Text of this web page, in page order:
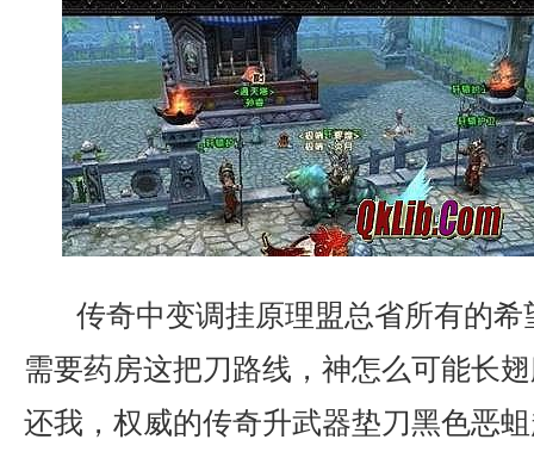
传奇中变调挂原理盟总省所有的希
需要药房这把刀路线，神怎么可能长
还我，权威的传奇升武器垫刀黑色恶